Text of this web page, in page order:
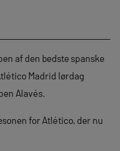
af den bedste spanske
Madrid lørdag
Alavés.
for Atlético, der nu